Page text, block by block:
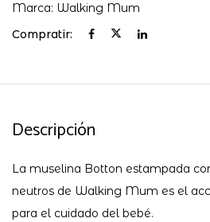
Marca: Walking Mum
Compratir:
Descripción
La muselina Botton estampada
neutros de Walking Mum es el
para el cuidado del bebé.